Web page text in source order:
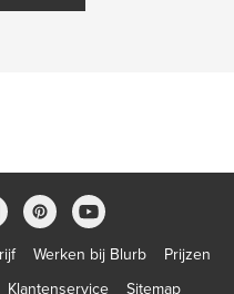
Werken bij Blurb
Prijzen
Klantenservice Sitemap